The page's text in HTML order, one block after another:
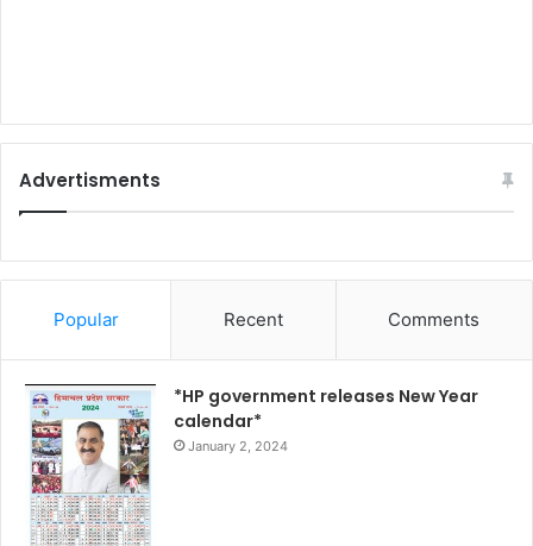
Advertisments
Popular Recent Comments
*HP government releases New Year
calendar*
January 2, 2024